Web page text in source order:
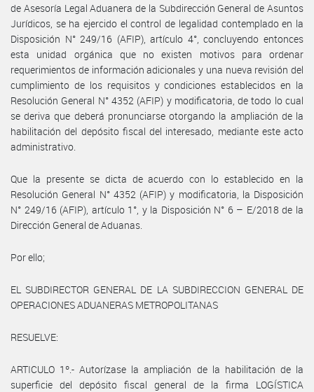
de Asesoría Legal Aduanera de la Subdirección General de Asuntos
Jurídicos, se ha ejercido el control de legalidad contemplado en la
Disposición N° 249/16 (AFIP), artículo 4°, concluyendo entonces
esta unidad orgánica que no existen motivos para ordenar
requerimientos de información adicionales y una nueva revisión del
cumplimiento de los requisitos y condiciones establecidos en la
Resolución General N° 4352 (AFIP) y modificatoria, de todo lo cual
se deriva que deberá pronunciarse otorgando la ampliación de la
habilitación del depósito fiscal del interesado, mediante este acto
administrativo.
Que la presente se dicta de acuerdo con lo establecido en la
Resolución General N° 4352 (AFIP) y modificatoria, la Disposición
N° 249/16 (AFIP), artículo 1°, y la Disposición N° 6 – E/2018 de la
Dirección General de Aduanas.
Por ello;
EL SUBDIRECTOR GENERAL DE LA SUBDIRECCION GENERAL DE
OPERACIONES ADUANERAS METROPOLITANAS
RESUELVE:
ARTICULO 1º.- Autorízase la ampliación de la habilitación de la
superficie del depósito fiscal general de la firma LOGÍSTICA